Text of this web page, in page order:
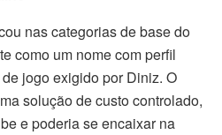
nas categorias de base do
como um nome com perfil
jogo exigido por Diniz. O
solução de custo controlado,
e poderia se encaixar na